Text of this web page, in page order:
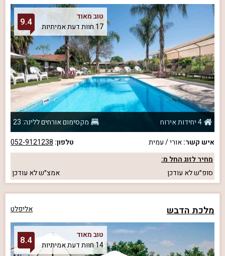
טוב מאוד
17 חוות דעת אמיתיות
9.4
4 יחידות אירוח
מקסימום אורחים ללינה: 23
איש קשר:אורי / עמית טלפון: 052-9121238
מחיר לזוג החל מ:
סופ״שלא עודכן אמצ״שלא עודכן
מלכת הדבש אליפלט
טוב מאוד
14 חוות דעת אמיתיות
8.4